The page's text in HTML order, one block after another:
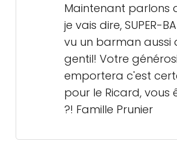
Maintenant parlons
je vais dire, SUPER-
vu un barman aussi
gentil! Votre
emportera c'est
pour le Ricard, vous
?! Famille Prunier